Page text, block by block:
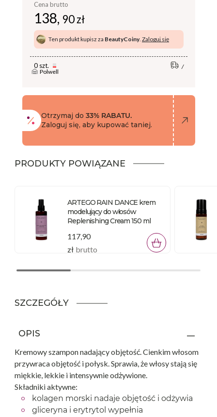
Cena brutto
138, 90 zł
Ten produkt kupisz za BeautyCoiny. Zaloguj się
0 szt.
Polwell
Otrzymaj do 33% RABATU.
Zaloguj się, aby kupować taniej.
PRODUKTY POWIĄZANE
ARTEGO RAIN DANCE krem
modelujący do włosów
Replenishing Cream 150 ml
117,90
zł brutto
SZCZEGÓŁY
OPIS
Kremowy szampon nadający objętość. Cienkim włosom
przywraca objętość i połysk. Sprawia, że włosy stają się
miękkie, lekkie i intensywnie odżywione.
Składniki aktywne:
kolagen morski nadaje objętość i odżywia
gliceryna i erytrytol wypełnia